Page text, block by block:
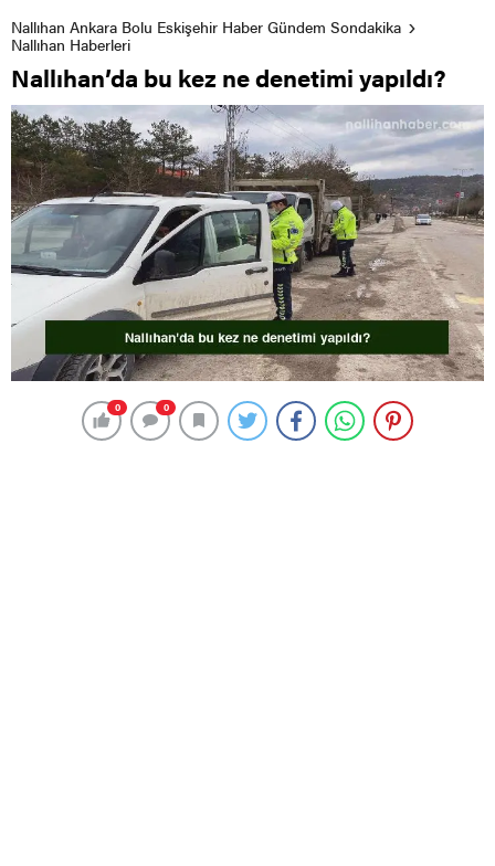
Nallıhan Ankara Bolu Eskişehir Haber Gündem Sondakika
Nallıhan Haberleri
Nallıhan’da bu kez ne denetimi yapıldı?
0 0